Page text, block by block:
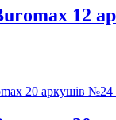
12